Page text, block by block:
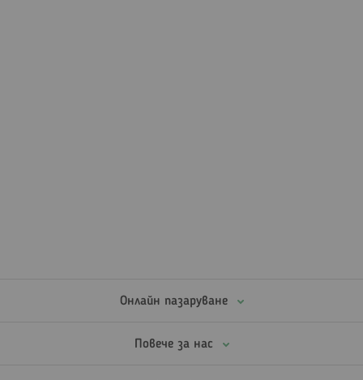
Онлайн пазаруване
Повече за нас